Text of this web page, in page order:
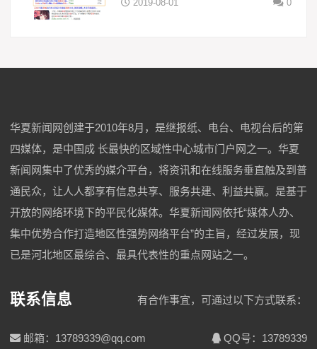
2019-08-01 0
华夏新闻网创建于2010年8月，是继报纸、电台、电视台后的第
四媒体，是中国成 长最快的区域性中心城市门户网之一。华夏
新闻网集中了优秀的媒介平台，将资讯和在线服务垂直触及到普
通民众，让人人都享有信息共享、服务共建、利益共赢。是基于
开放的网络环境下的平民化媒体。华夏新闻网依托“媒体人办、
集中优势合作打造地区性强势网络平台”的主旨，经过发展，现
已是河北地区最综合、最具代表性的重点网站之一。
联系信息 有合作事宜，可通过以下方式联系：
邮箱：13789339@qq.com QQ号：13789339